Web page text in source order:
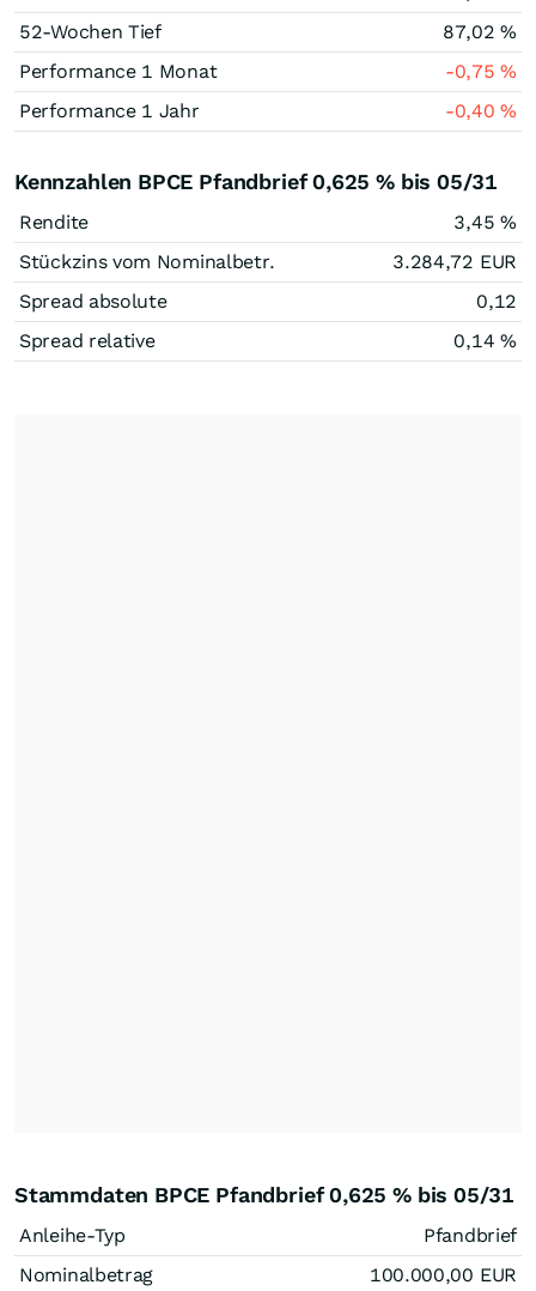
52-Wochen Tief
87,02%
Performance 1 Monat
-0,75%
Performance 1 Jahr
-0,40%
Kennzahlen BPCE Pfandbrief 0,625 % bis 05/31
Rendite 3,45 %
Stückzins vom Nominalbetr.
3.284,72 EUR
Spread absolute
0,12
Spread relative
0,14 %
Stammdaten BPCE Pfandbrief 0,625 % bis 05/31
Anleihe-Typ
Pfandbrief
Nominalbetrag
100.000,00 EUR